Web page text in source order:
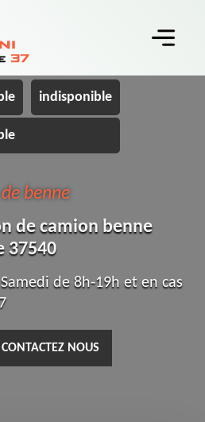
indisponible
benne
de camion benne
37540
de 8h-19h et en cas
CONTACTEZ NOUS